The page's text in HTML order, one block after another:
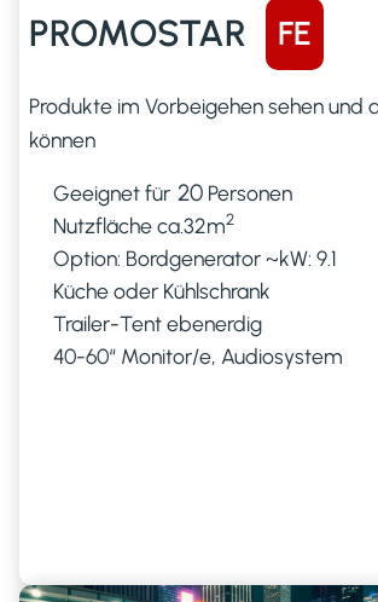
PROMOSTAR FE
Produkte im Vorbeigehen sehen und
können
Geeignet für 20 Personen
Nutzfläche ca.32m2
Option: Bordgenerator ~kW: 9.1
Küche oder Kühlschrank
Trailer-Tent ebenerdig
40-60“ Monitor/e, Audiosystem